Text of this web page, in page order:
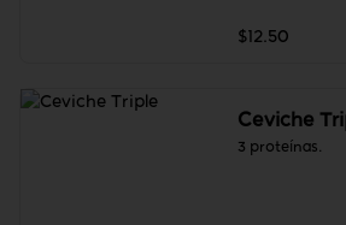
$12.50
Ceviche
3 proteínas.